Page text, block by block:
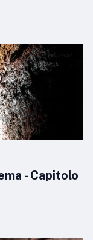
- Capitolo